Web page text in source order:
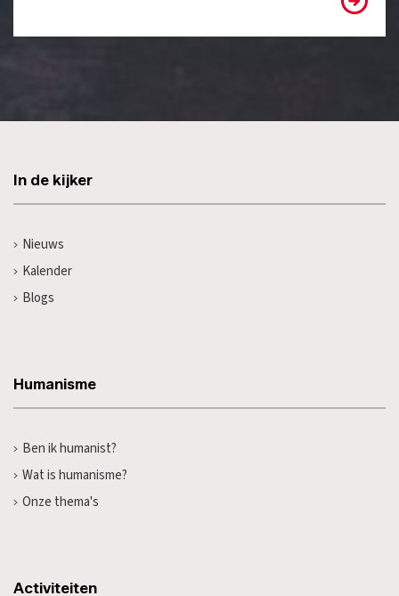
In de kijker
Nieuws
Kalender
Blogs
Humanisme
Ben ik humanist?
Wat is humanisme?
Onze thema's
Activiteiten